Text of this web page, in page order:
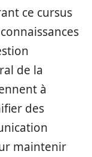
ce cursus
de la
à
des
maintenir